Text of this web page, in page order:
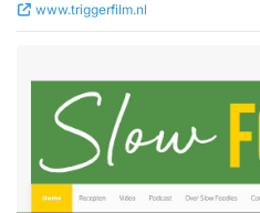
www.triggerfilm.nl